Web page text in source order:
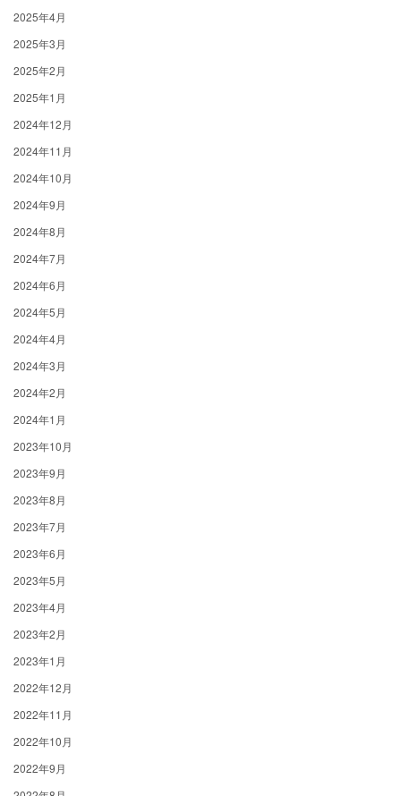
2025年4月
2025年3月
2025年2月
2025年1月
2024年12月
2024年11月
2024年10月
2024年9月
2024年8月
2024年7月
2024年6月
2024年5月
2024年4月
2024年3月
2024年2月
2024年1月
2023年10月
2023年9月
2023年8月
2023年7月
2023年6月
2023年5月
2023年4月
2023年2月
2023年1月
2022年12月
2022年11月
2022年10月
2022年9月